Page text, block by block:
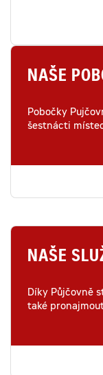
NAŠE
Pobočky
šestnácti
NAŠE
Díky Půjčovně
také